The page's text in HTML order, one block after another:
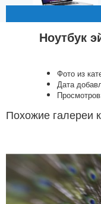
Ноутбук
Фото из
Дата
Похожие галереи